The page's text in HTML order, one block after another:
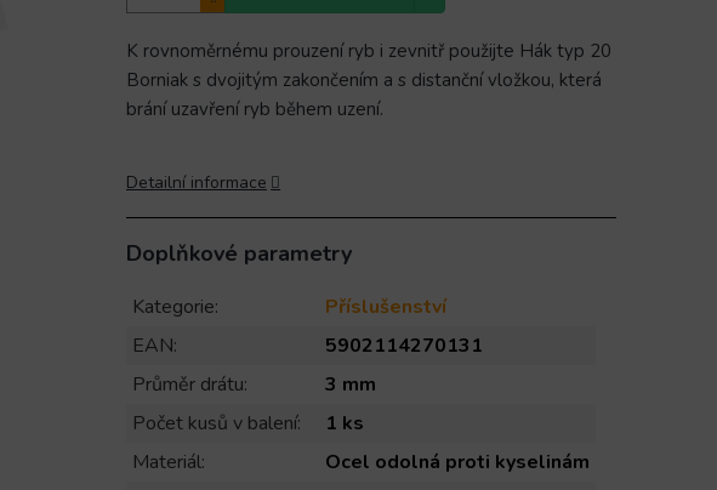
K rovnoměrnému prouzení ryb i zevnitř použijte Hák typ 20
Borniak s dvojitým zakončením a s distanční vložkou, která
brání uzavření ryb během uzení.
Detailní informace
Doplňkové parametry
Kategorie:
Příslušenství
EAN:
5902114270131
Průměr drátu:
3 mm
Počet kusů v balení:
1 ks
Materiál:
Ocel odolná proti kyselinám